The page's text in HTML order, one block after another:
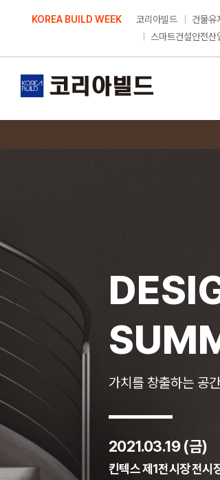
KOREA BUILD WEEK 코리아빌드 건물유
스마트건설안전산
가치를 창출하는 공
2021.03.19 (금)
킨텍스 제1전시장 전시